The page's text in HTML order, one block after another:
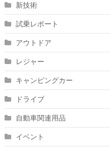
新技術
試乗レポート
アウトドア
レジャー
キャンピングカー
ドライブ
自動車関連用品
イベント